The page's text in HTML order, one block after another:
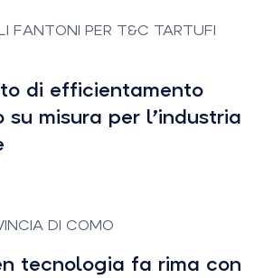
FANTONI PER T&C TARTUFI
di efficientamento
su misura per l’industria
DI COMO
tecnologia fa rima con